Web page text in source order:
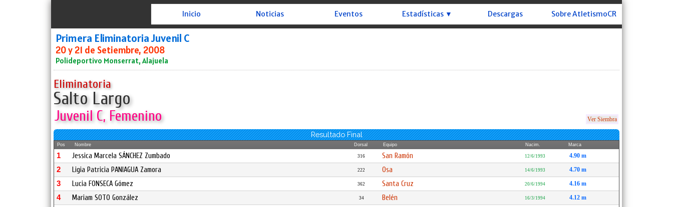
Inicio Noticias Eventos Estadísticas ▼ Descargas Sobre AtletismoCR
Primera Eliminatoria Juvenil C
20 y 21 de Setiembre, 2008
Polideportivo Monserrat, Alajuela
Eliminatoria
Salto Largo
Juvenil C, Femenino Ver Siembra
Resultado Final
Pos Nombre Dorsal Equipo Nacim. Marca
1 Jessica Marcela SÁNCHEZ Zumbado 316 San Ramón 12/6/1993 4.90 m
2 Ligia Patricia PANIAGUA Zamora 222 Osa 14/6/1993 4.70 m
3 Lucia FONSECA Gómez 362 Santa Cruz 20/6/1994 4.16 m
4 Mariam SOTO González 34 Belén 16/3/1994 4.12 m